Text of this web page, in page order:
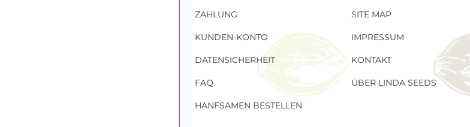
ZAHLUNG
KUNDEN-KONTO
DATENSICHERHEIT
FAQ
HANFSAMEN BESTELLEN
SITE MAP
IMPRESSUM
KONTAKT
ÜBER LINDA SEEDS